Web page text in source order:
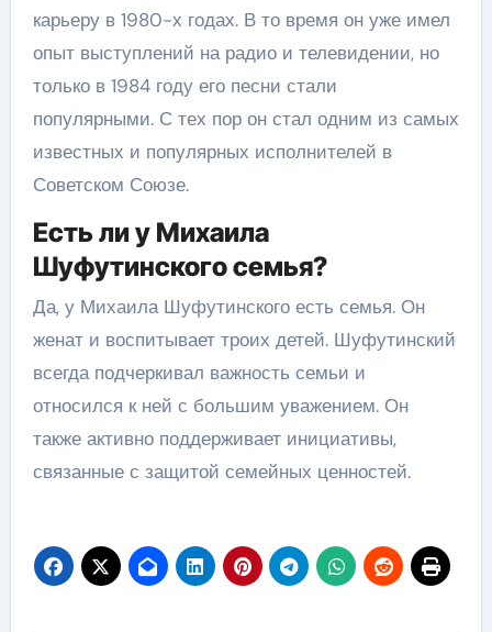
карьеру в 1980-х годах. В то время он уже имел
опыт выступлений на радио и телевидении, но
только в 1984 году его песни стали
популярными. С тех пор он стал одним из самых
известных и популярных исполнителей в
Советском Союзе.
Есть ли у Михаила
Шуфутинского семья?
Да, у Михаила Шуфутинского есть семья. Он
женат и воспитывает троих детей. Шуфутинский
всегда подчеркивал важность семьи и
относился к ней с большим уважением. Он
также активно поддерживает инициативы,
связанные с защитой семейных ценностей.